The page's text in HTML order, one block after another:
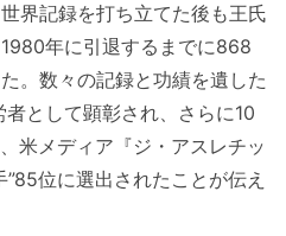
界記録を打ち立てた後も王氏
年に引退するまでに868
。数々の記録と功績を遺した
として顕彰され、さらに10
米メディア『ジ・アスレチッ
位に選出されたことが伝え